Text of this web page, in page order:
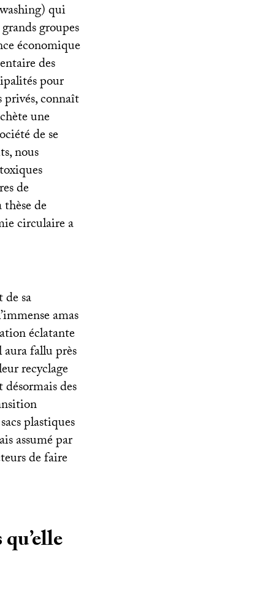
qui
groupes
économique
des
pour
privés, connaît
une
de se
nous
de
de
circulaire a
sa
amas
éclatante
fallu près
recyclage
des
plastiques
assumé par
de faire